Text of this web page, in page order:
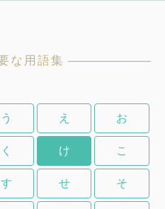
な用語集
う え お
く け こ
す せ そ